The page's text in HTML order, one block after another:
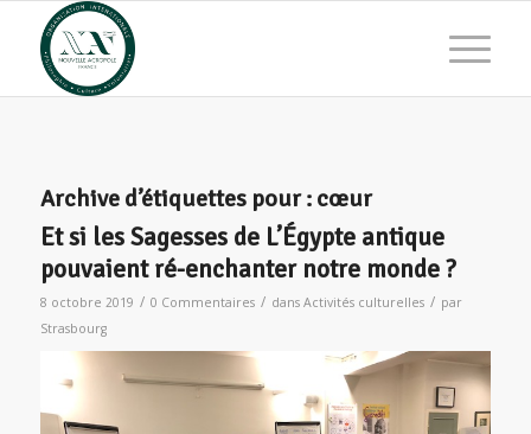
Archive d’étiquettes pour : cœur
Et si les Sagesses de L’Égypte antique
pouvaient ré-enchanter notre monde ?
8 octobre 2019 / 0 Commentaires / dans Activités culturelles / par
Strasbourg